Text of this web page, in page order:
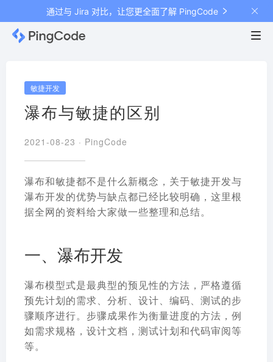
通过与 Jira 对比，让您更全面了解 PingCode
敏捷开发
瀑布与敏捷的区别
2021-08-23 · PingCode
瀑布和敏捷都不是什么新概念，关于敏捷开发与
瀑布开发的优势与缺点都已经比较明确，这里根
据全网的资料给大家做一些整理和总结。
一、瀑布开发
瀑布模型式是最典型的预见性的方法 ，严格遵循
预先计划的需求、分析、设计、编码、测试的步
骤顺序进行。步骤成果作为衡量进度的方法，例
如需求规格，设计文档，测试计划和代码审阅等
等。